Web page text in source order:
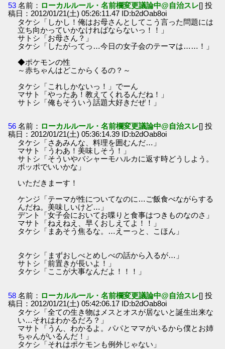
53 名前： ローカルルール・名前欄変更議論中@自治スレ[] 投
稿日：2012/01/21(土) 05:26:11.47 ID:b2dOab8oi
タケシ「しかし！俺はお母さんとしてこう言った問題には
立ち向かっていかなければならないっ！！」
サトシ「お母さん？」
タケシ「したがってっ…今日の女子会のテーマは……！」
◆ポケモンの性
～赤ちゃんはどこからくるの？～
タケシ「これしかないっ！」でーん
マサト「やったあ！教えてくれるんだね！」
サトシ「俺もそういう話題大好きだぜ！」
56 名前： ローカルルール・名前欄変更議論中@自治スレ[] 投
稿日：2012/01/21(土) 05:36:14.39 ID:b2dOab8oi
タケシ「さあみんな、料理を囲むんだ…」
マサト「うわあ！美味しそう！」
サトシ「そういやバシャーモハルカに返す時どうしよう。
ポッポでいいかな」
いただきまーす！
ケンジ「テーマが性についてなのに…ご飯食べながらする
んだね。美味しいけど…」
デント「女子会においてお喋りと食事はつきものなのさ」
マサト「ねえねえ、早くおしえてよ！！」
タケシ「まあそう焦るな。…えーっと、こほん」
タケシ「まずおしべとめしべの話から入るが…」
サトシ「前置きが長いよ！」
タケシ「ここが大事なんだよ！！！」
58 名前： ローカルルール・名前欄変更議論中@自治スレ[] 投
稿日：2012/01/21(土) 05:42:06.17 ID:b2dOab8oi
タケシ「全ての生き物はメスとオスが居ないと誕生出来な
い…それはわかるだろ？」
マサト「うん、わかるよ。パパとママがいるから僕とお姉
ちゃんがいるんだ！」
タケシ「それはポケモンも例外じゃない」